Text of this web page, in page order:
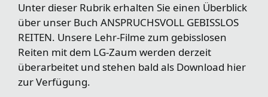
Unter dieser Rubrik erhalten Sie einen Überblick
über unser Buch ANSPRUCHSVOLL GEBISSLOS
REITEN. Unsere Lehr-Filme zum gebisslosen
Reiten mit dem LG-Zaum werden derzeit
überarbeitet und stehen bald als Download hier
zur Verfügung.